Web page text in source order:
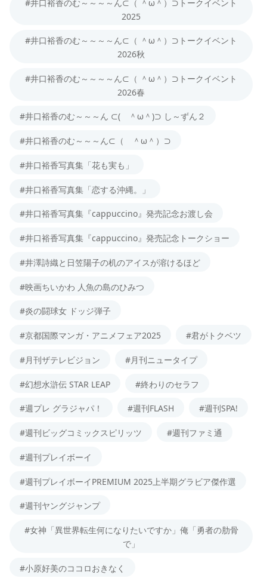
#井口裕香のむ～～～～ん⊂（ ＾ω＾）⊃トークイベント
2025
#井口裕香のむ～～～～ん⊂（ ＾ω＾）⊃トークイベント
2026秋
#井口裕香のむ～～～～ん⊂（ ＾ω＾）⊃トークイベント
2026春
#井口裕香のむ～～～ん ⊂( ＾ω＾)⊃ し～ずん２
#井口裕香のむ～～～ん⊂（ ＾ω＾）⊃
#井口裕香写真集「花も実も」
#井口裕香写真集「恋する沖縄。」
#井口裕香写真集『cappuccino』発売記念お渡し会
#井口裕香写真集『cappuccino』発売記念トークショー
#井澤詩織と日笠陽子の机のアイスが溶けるほど
#映画ちいかわ 人魚の島のひみつ
#炎の闘球女 ドッジ弾子
#京都国際マンガ・アニメフェア2025 #君がトクベツ
#月刊ザテレビジョン #月刊ニュータイプ
#幻想水滸伝 STAR LEAP #終わりのセラフ
#週プレ グラジャパ！ #週刊FLASH #週刊SPA!
#週刊ビッグコミックスピリッツ #週刊ファミ通
#週刊プレイボーイ
#週刊プレイボーイPREMIUM 2025上半期グラビア傑作選
#週刊ヤングジャンプ
#女神「異世界転生何になりたいですか」俺「勇者の肋骨
で」
#小原好美のココロおきなく